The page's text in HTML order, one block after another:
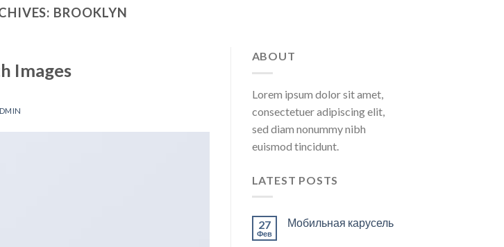
BROOKLYN
Images
ABOUT
Lorem ipsum dolor sit amet,
consectetuer adipiscing elit,
sed diam nonummy nibh
euismod tincidunt.
LATEST POSTS
27
Фев
Мобильная карусель